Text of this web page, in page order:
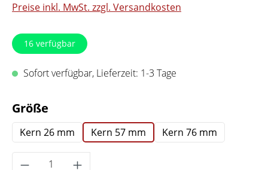
Preise inkl. MwSt. zzgl. Versandkosten
16 verfügbar
Sofort verfügbar, Lieferzeit: 1-3 Tage
Größe
Kern 26 mm Kern 57 mm Kern 76 mm
Produkt Anzahl: Gib den gewünschten